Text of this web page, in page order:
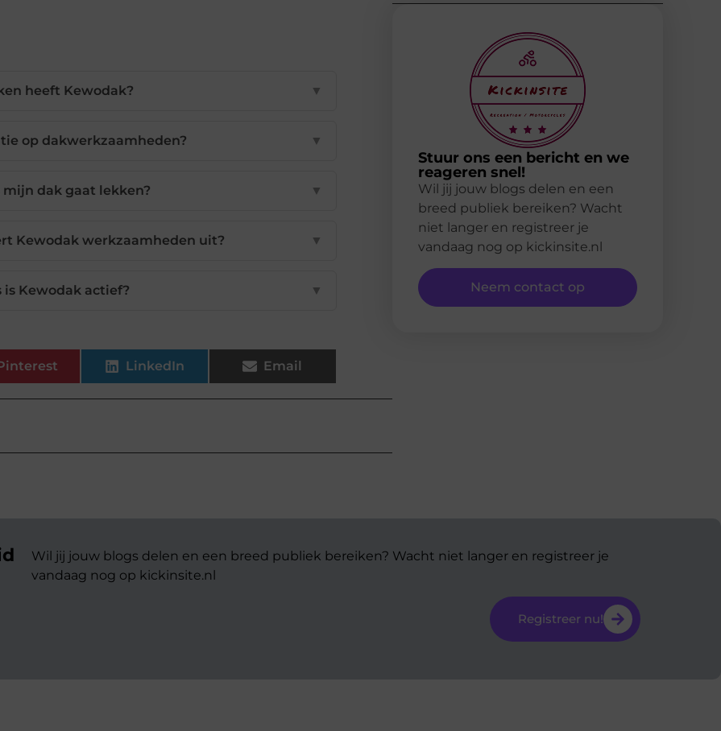
heeft Kewodak? ▼
op dakwerkzaamheden? ▼
dak gaat lekken? ▼
Kewodak werkzaamheden uit? ▼
Kewodak actief? ▼
LinkedIn Email
Stuur ons een bericht en we
reageren snel!
Wil jij jouw blogs delen en een
breed publiek bereiken? Wacht
niet langer en registreer je
vandaag nog op kickinsite.nl
Neem contact op
Wil jij jouw blogs delen en een breed publiek bereiken? Wacht niet langer en registreer je
vandaag nog op kickinsite.nl
Registreer nu!